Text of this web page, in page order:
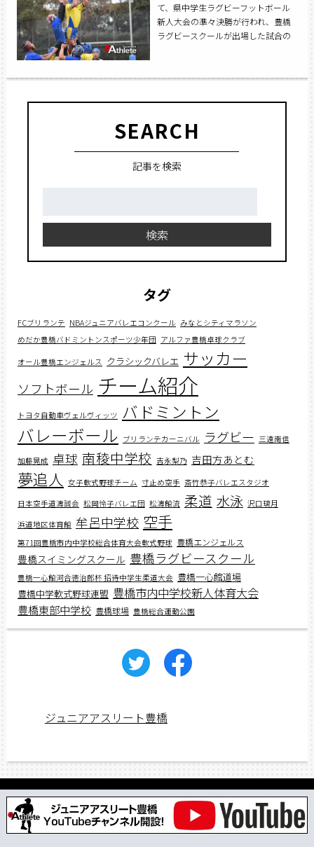
て、県中学生ラグビーフットボール
新人大会の準々決勝が行われ、豊橋
ラグビースクールが出場した試合の
SEARCH
記事を検索
検索
タグ
FCブリランテ NBAジュニアバレエコンクール みなとシティマラソン
めだか豊橋バドミントンスポーツ少年団 アルファ豊橋卓球クラブ
オール豊橋エンジェルス クラシックバレエ サッカー
ソフトボール チーム紹介
トヨタ自動車ヴェルヴィッツ バドミントン
バレーボール ブリランテカーニバル ラグビー 三遠南信
加藤晃成 卓球 南稜中学校 吉永梨乃 吉田方あとむ
夢追人 女子軟式野球チーム 寸止め空手 斎竹恭子バレエスタジオ
日本空手道濤誠会 松岡怜子バレエ団 松濤館流 柔道 水泳 沢口璃月
浜道地区体育館 牟呂中学校 空手
第71回豊橋市内中学校総合体育大会軟式野球 豊橋エンジェルス
豊橋スイミングスクール 豊橋ラグビースクール
豊橋一心館河合徳治郎杯 招待中学生柔道大会 豊橋一心館道場
豊橋中学軟式野球連盟 豊橋市内中学校新人体育大会
豊橋東部中学校 豊橋球場 豊橋総合運動公園
ジュニアアスリート豊橋